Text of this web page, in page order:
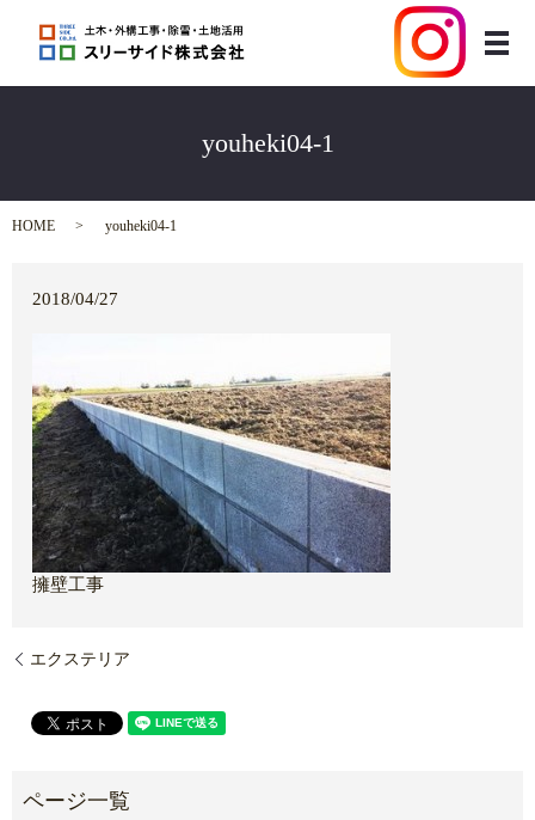
メ
youheki04-1
HOME youheki04-1
2018/04/27
擁壁工事
エクステリア